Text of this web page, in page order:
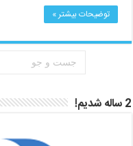
توضیحات بیشتر »
2 ساله شدیم!